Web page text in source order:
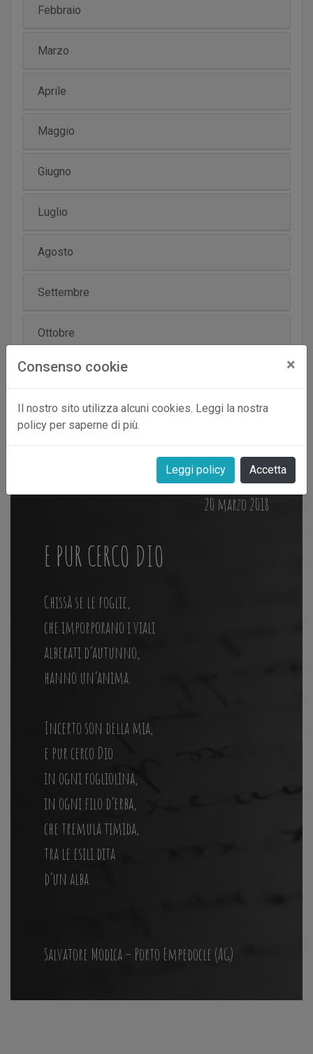
Consenso cookie ×
Il nostro sito utilizza alcuni cookies. Leggi la nostra
policy per saperne di più.
Leggi policy Accetta
Febbraio
Marzo
Aprile
Maggio
Giugno
Luglio
Agosto
Settembre
Ottobre
Novembre
Dicembre
20 marzo 2018
E PUR CERCO DIO
Chissà se le foglie,
che imporporano i viali
alberati d’autunno,
hanno un’anima.
Incerto son della mia,
e pur cerco Dio
in ogni fogliolina,
in ogni filo d’erba,
che tremula timida,
tra le esili dita
d’un alba.
Salvatore Modica – Porto Empedocle (AG)